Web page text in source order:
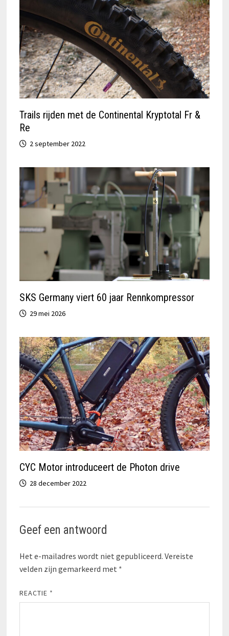
Trails rijden met de Continental Kryptotal Fr &
Re
2 september 2022
SKS Germany viert 60 jaar Rennkompressor
29 mei 2026
CYC Motor introduceert de Photon drive
28 december 2022
Geef een antwoord
Het e-mailadres wordt niet gepubliceerd. Vereiste
velden zijn gemarkeerd met *
REACTIE *